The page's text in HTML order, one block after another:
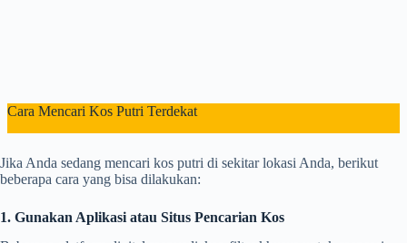
Cara Mencari Kos Putri Terdekat
Jika Anda sedang mencari kos putri di sekitar lokasi Anda, berikut
beberapa cara yang bisa dilakukan:
1. Gunakan Aplikasi atau Situs Pencarian Kos